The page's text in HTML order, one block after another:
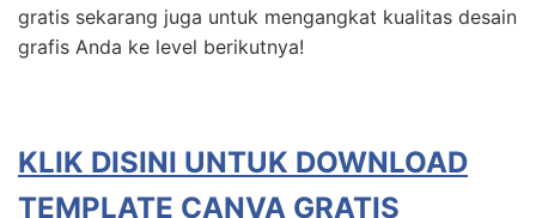
gratis sekarang juga untuk mengangkat kualitas desain
grafis Anda ke level berikutnya!
KLIK DISINI UNTUK DOWNLOAD
TEMPLATE CANVA GRATIS